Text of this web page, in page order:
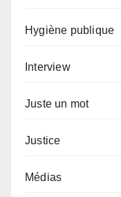
Hygiène publique
Interview
Juste un mot
Justice
Médias